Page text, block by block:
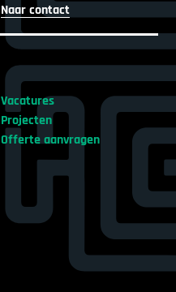
Naar contact
Vacatures
Projecten
Offerte aanvragen